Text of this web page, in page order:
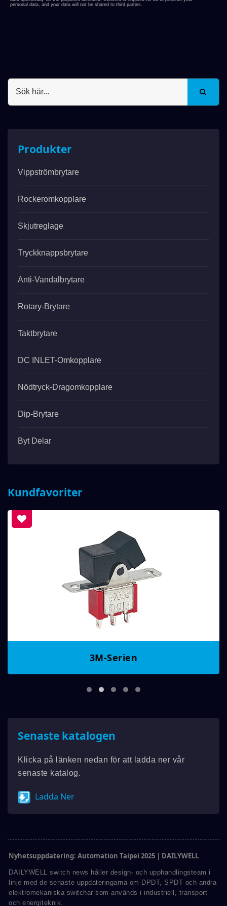
Produkter
Vippströmbrytare
Rockeromkopplare
Skjutreglage
Tryckknappsbrytare
Anti-Vandalbrytare
Rotary-Brytare
Taktbrytare
DC INLET-Omkopplare
Nödtryck-Dragomkopplare
Dip-Brytare
Byt Delar
Kundfavoriter
3M-Serien
Senaste katalogen
Klicka på länken nedan för att ladda ner vår
senaste katalog.
Ladda Ner
Nyhetsuppdatering: Automation Taipei 2025 | DAILYWELL
DAILYWELL switch news håller design- och upphandlingsteam i
linje med de senaste uppdateringarna om DPDT, SPDT och andra
elektromekaniska switchar som används i industriell, transport
och energiteknik.